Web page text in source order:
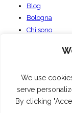
We use
serve
By clicking
Blog
Bologna
Chi sono
Documenti
Benvenuto
Blog Bologna